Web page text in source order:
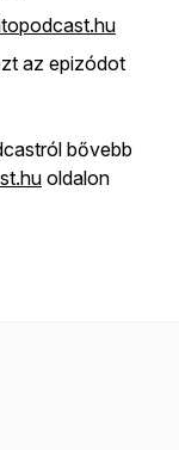
az epizódot
bővebb
oldalon